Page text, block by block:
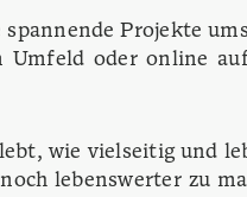
Projekte
Umfeld oder online
wie vielseitig und
lebenswerter zu